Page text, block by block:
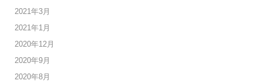
2021年3月
2021年1月
2020年12月
2020年9月
2020年8月